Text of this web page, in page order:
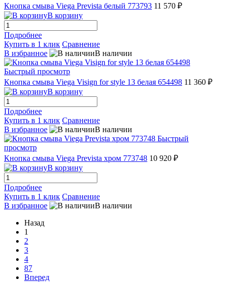
Кнопка смыва Viega Prevista белый 773793 11 570 ₽
В корзину
Подробнее
Купить в 1 клик Сравнение
В избранное
В наличии
Быстрый просмотр
Кнопка смыва Viega Visign for style 13 белая 654498 11 360 ₽
В корзину
Подробнее
Купить в 1 клик Сравнение
В избранное
В наличии
Быстрый
просмотр
Кнопка смыва Viega Prevista хром 773748 10 920 ₽
В корзину
Подробнее
Купить в 1 клик Сравнение
В избранное
В наличии
Назад
1
2
3
4
87
Вперед